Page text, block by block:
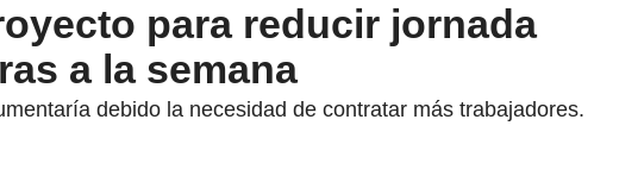
para reducir jornada
a la semana
debido la necesidad de contratar más trabajadores.